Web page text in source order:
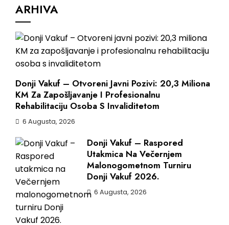
ARHIVA
Donji Vakuf – Otvoreni Javni Pozivi: 20,3 Miliona
KM Za Zapošljavanje I Profesionalnu
Rehabilitaciju Osoba S Invaliditetom
6 Augusta, 2026
Donji Vakuf – Raspored
Utakmica Na Večernjem
Malonogometnom Turniru
Donji Vakuf 2026.
6 Augusta, 2026